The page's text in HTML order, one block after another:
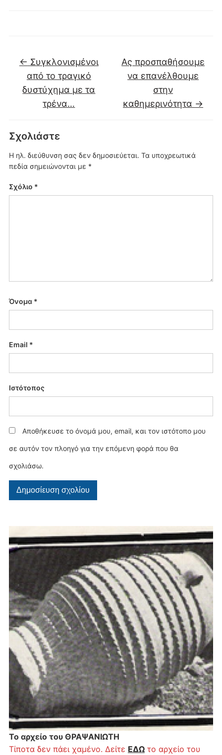
Το αρχείο του ΘΡΑΨΑΝΙΩΤΗ
Τίποτα δεν πάει χαμένο. Δείτε ΕΔΩτο αρχείο του
← Συγκλονισμένοι
από το τραγικό
δυστύχημα με τα
τρένα…
Ας προσπαθήσουμε
να επανέλθουμε
στην
καθημερινότητα →
Σχολιάστε
Η ηλ. διεύθυνση σας δεν δημοσιεύεται. Τα υποχρεωτικά
πεδία σημειώνονται με *
Σχόλιο *
Όνομα *
Email *
Ιστότοπος
Αποθήκευσε το όνομά μου, email, και τον ιστότοπο μου
σε αυτόν τον πλοηγό για την επόμενη φορά που θα
σχολιάσω.